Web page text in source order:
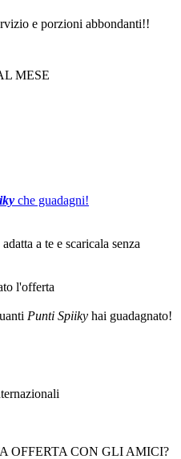
e porzioni abbondanti!!
MESE
che guadagni!
a te e scaricala senza
l'offerta
Punti Spiiky hai guadagnato!
OFFERTA CON GLI AMICI?